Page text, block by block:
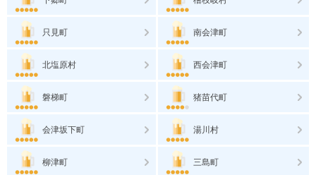
只見町 南会津町
北塩原村 西会津町
磐梯町 猪苗代町
会津坂下町 湯川村
柳津町 三島町